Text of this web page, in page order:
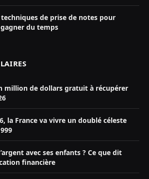
de prise de notes pour
du temps
million de dollars gratuit à récupérer
la France va vivre un doublé céleste
avec ses enfants ? Ce que dit
financière